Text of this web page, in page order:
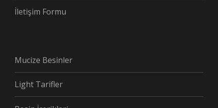
İletişim Formu
Mucize Besinler
Light Tarifler